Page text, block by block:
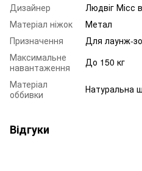
Дизайнер
Людвіг Місс
Матеріал ніжок
Метал
Призначення
Для лаунж-
Максимальне
навантаження
До 150 кг
Матеріал
оббивки
Натуральна
Відгуки